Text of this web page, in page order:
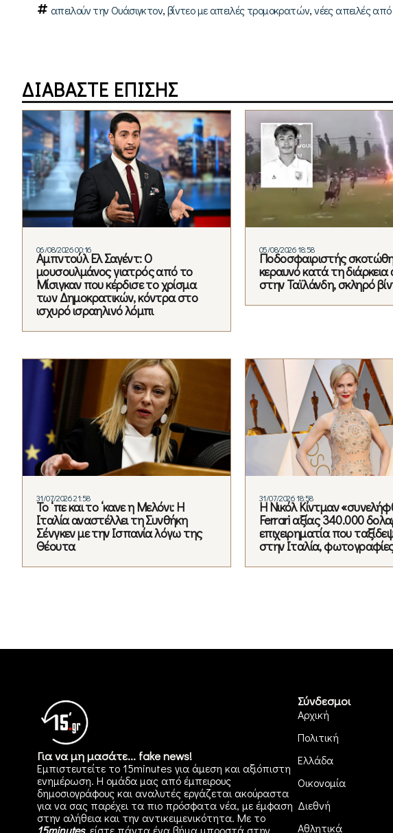
απειλούν την Ουάσιγκτον,βίντεο με απειλές τρομοκρατών,νέες απειλές
ΔΙΑΒΑΣΤΕ ΕΠΙΣΗΣ
06/08/2026 00:16
Αμπντούλ Ελ Σαγέντ: Ο
μουσουλμάνος γιατρός από το
Μίσιγκαν που κέρδισε το χρίσμα
των Δημοκρατικών, κόντρα στο
ισχυρό ισραηλινό λόμπι
05/08/2026 18:58
Ποδοσφαιριστής
κεραυνό κατά τη
στην Ταϊλάνδη, σκληρό
31/07/2026 21:58
Το ‘πε και το ‘κανε η Μελόνι: Η
Ιταλία αναστέλλει τη Συνθήκη
Σένγκεν με την Ισπανία λόγω της
Θέουτα
31/07/2026 18:58
Η Νικόλ Κίντμαν
Ferrari αξίας 340.000
επιχειρηματία που
στην Ιταλία,
Για να μη μασάτε... fake news!
Εμπιστευτείτε το 15minutes για άμεση και αξιόπιστη
ενημέρωση. Η ομάδα μας από έμπειρους
δημοσιογράφους και αναλυτές εργάζεται ακούραστα
για να σας παρέχει τα πιο πρόσφατα νέα, με έμφαση
στην αλήθεια και την αντικειμενικότητα. Με το
Σύνδεσμοι
Αρχική
Πολιτική
Ελλάδα
Οικονομία
Διεθνή
Αθλητικά